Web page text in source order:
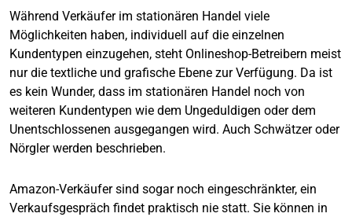
Während Verkäufer im stationären Handel viele
Möglichkeiten haben, individuell auf die einzelnen
Kundentypen einzugehen, steht Onlineshop-Betreibern meist
nur die textliche und grafische Ebene zur Verfügung. Da ist
es kein Wunder, dass im stationären Handel noch von
weiteren Kundentypen wie dem Ungeduldigen oder dem
Unentschlossenen ausgegangen wird. Auch Schwätzer oder
Nörgler werden beschrieben.
Amazon-Verkäufer sind sogar noch eingeschränkter, ein
Verkaufsgespräch findet praktisch nie statt. Sie können in